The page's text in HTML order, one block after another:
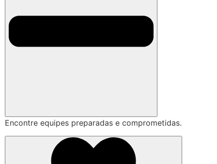
Encontre equipes preparadas e comprometidas.